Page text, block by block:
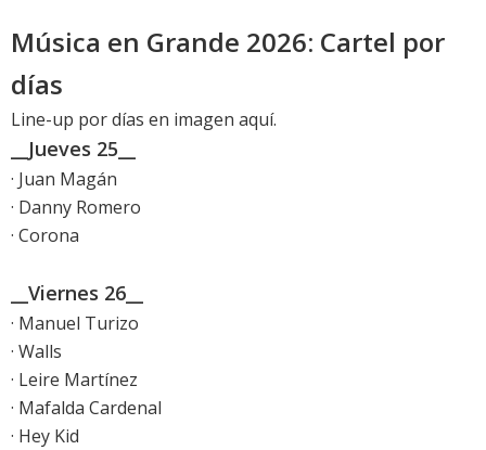
Música en Grande 2026: Cartel por
días
Line-up por días en imagen aquí.
__Jueves 25__
· Juan Magán
· Danny Romero
· Corona
__Viernes 26__
· Manuel Turizo
· Walls
· Leire Martínez
· Mafalda Cardenal
· Hey Kid